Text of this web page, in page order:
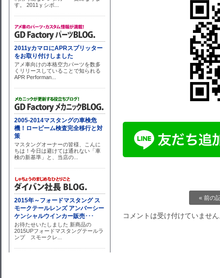
« 前の
コメントは受け付けていませ